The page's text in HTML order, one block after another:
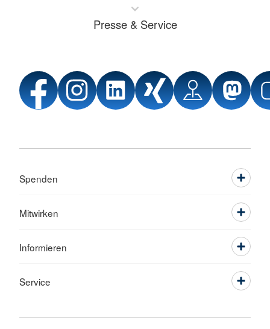
Presse & Service
Spenden
Mitwirken
Informieren
Service